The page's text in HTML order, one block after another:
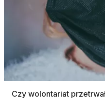
Czy wolontariat